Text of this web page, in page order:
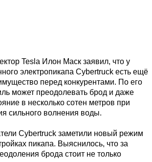
Tesla Илон Маск заявил, что у
электропикапа Cybertruck есть ещё
перед конкурентами. По его
может преодолевать брод и даже
в несколько сотен метров при
сильного волнения воды.
Cybertruck заметили новый режим
пикапа. Выяснилось, что за
брода стоит не только